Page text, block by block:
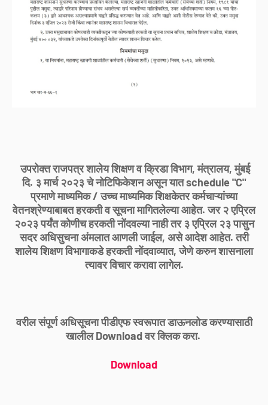
उपरोक्त राजपत्र शालेय शिक्षण व क्रिडा विभाग, मंत्रालय, मुंबई
दि. ३ मार्च २०२३ चे नोटिफिकेशन असून यात schedule "C"
प्रमाणे माध्यमिक / उच्च माध्यमिक शिक्षकेतर कर्मचाऱ्यांच्या
वेतनश्रेण्याबाबत हरकती व सूचना मागितलेल्या आहेत. जर २ एप्रिल
२०२३ पर्यंत कोणीच हरकती नोंदवल्या नाही तर ३ एप्रिल २३ पासुन
सदर अधिसुचना अंमलात आणली जाईल, असे आदेश आहेत. तरी
शालेय शिक्षण विभागाकडे हरकती नोंदवाव्यात, जेणे करुन शासनाला
त्यावर विचार करावा लागेल.
वरील संपूर्ण अधिसूचना पीडीएफ स्वरूपात डाऊनलोड करण्यासाठी
खालील Download वर क्लिक करा.
Download